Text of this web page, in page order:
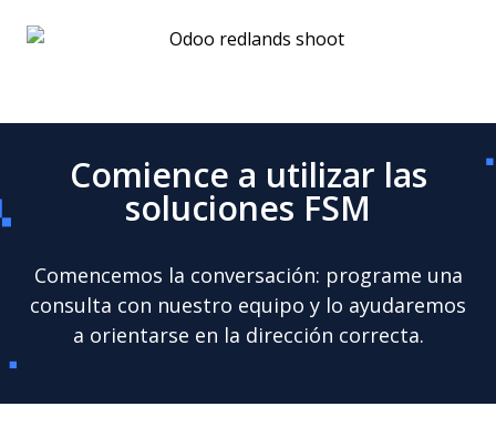
Comience a utilizar las
soluciones FSM
Comencemos la conversación: programe una
consulta con nuestro equipo y lo ayudaremos
a orientarse en la dirección correcta.